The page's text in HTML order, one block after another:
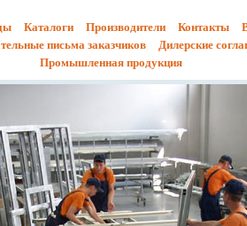
Каталоги Производители Контакты
письма заказчиков
Дилерские
Промышленная продукция